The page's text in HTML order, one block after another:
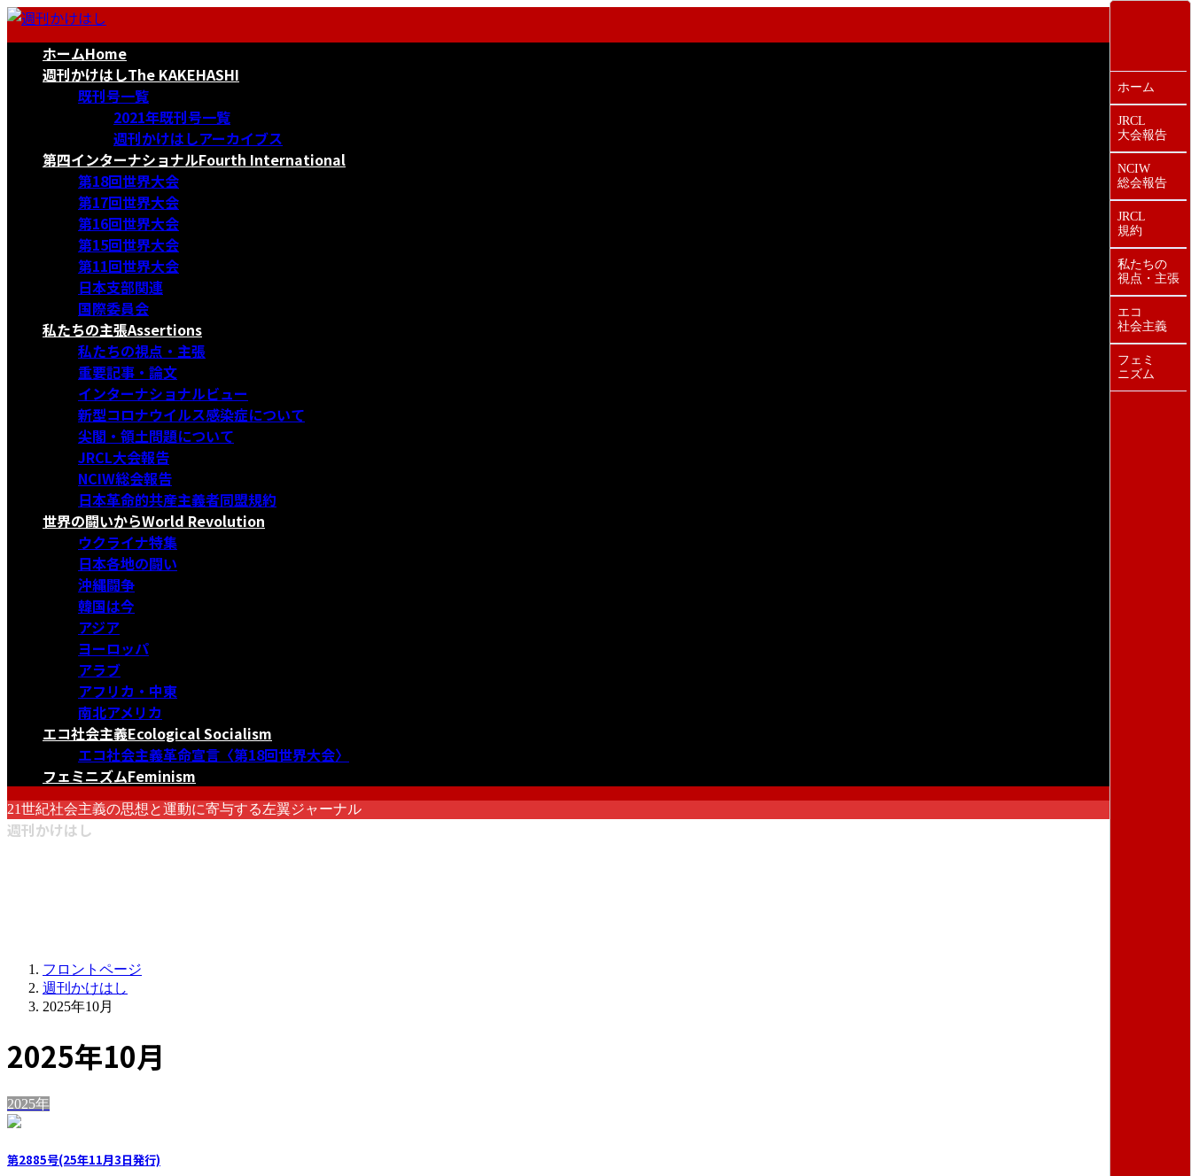
コ
ナ
ホームHome
週刊かけはしThe KAKEHASHI
既刊号一覧
2021年既刊号一覧
週刊かけはしアーカイブス
第四インターナショナルFourth International
第18回世界大会
第17回世界大会
第16回世界大会
第15回世界大会
第11回世界大会
日本支部関連
国際委員会
私たちの主張Assertions
私たちの視点・主張
重要記事・論文
インターナショナルビュー
新型コロナウイルス感染症について
尖閣・領土問題について
JRCL大会報告
NCIW総会報告
日本革命的共産主義者同盟規約
世界の闘いからWorld Revolution
ウクライナ特集
日本各地の闘い
沖縄闘争
韓国は今
アジア
ヨーロッパ
アラブ
アフリカ・中東
南北アメリカ
エコ社会主義Ecological Socialism
エコ社会主義革命宣言〈第18回世界大会〉
フェミニズムFeminism
21世紀社会主義の思想と運動に寄与する左翼ジャーナル
週刊かけはし
フロントページ
週刊かけはし
2025年10月
2025年10月
2025年
第2885号(25年11月3日発行)
ホーム
JRCL
大会報告
NCIW
総会報告
JRCL
規約
私たちの
視点・主張
エコ
社会主義
フェミ
ニズム